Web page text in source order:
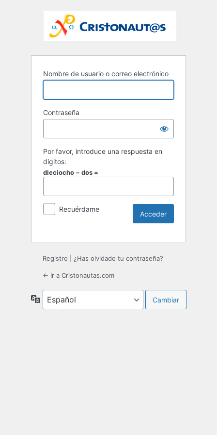
Nombre de usuario o correo electrónico
Contraseña
Por favor, introduce una respuesta en
dígitos:
dieciocho − dos =
Recuérdame
Registro ¿Has olvidado tu contraseña?
← Ir a Cristonautas.com
Idioma